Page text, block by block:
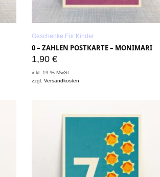
Geschenke Für Kinder
0 – ZAHLEN POSTKARTE – MONIMARI
1,90 €
inkl. 19 % MwSt.
zzgl. Versandkosten